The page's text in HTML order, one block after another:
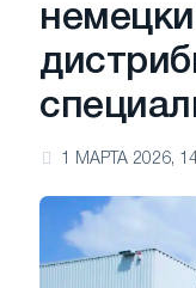
1 МАРТА 2026,